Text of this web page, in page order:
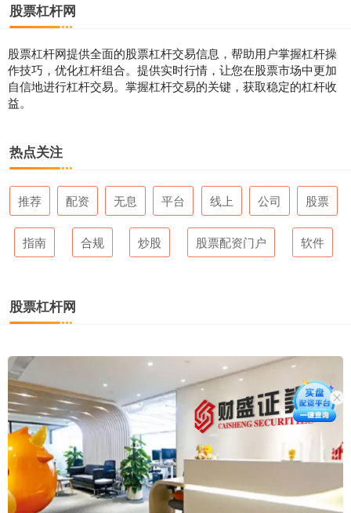
股票杠杆网
股票杠杆网提供全面的股票杠杆交易信息，帮助用户掌握杠杆操
作技巧，优化杠杆组合。提供实时行情，让您在股票市场中更加
自信地进行杠杆交易。掌握杠杆交易的关键，获取稳定的杠杆收
益。
热点关注
推荐 配资 无息 平台 线上 公司 股票
指南 合规 炒股 股票配资门户 软件
股票杠杆网